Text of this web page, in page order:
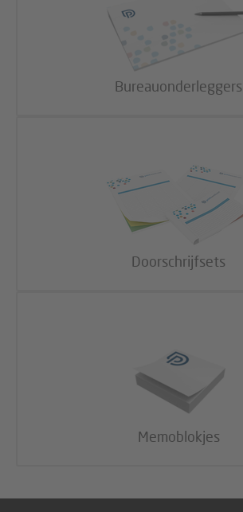
Bureauonderleggers
Doorschrijfsets
Memoblokjes